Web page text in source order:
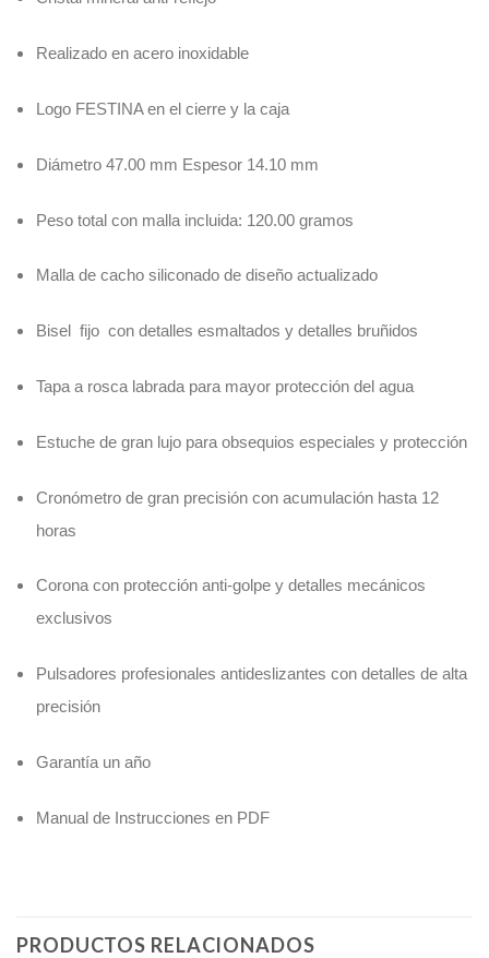
Realizado en acero inoxidable
Logo FESTINA en el cierre y la caja
Diámetro 47.00 mm Espesor 14.10 mm
Peso total con malla incluida: 120.00 gramos
Malla de cacho siliconado de diseño actualizado
Bisel fijo con detalles esmaltados y detalles bruñidos
Tapa a rosca labrada para mayor protección del agua
Estuche de gran lujo para obsequios especiales y protección
Cronómetro de gran precisión con acumulación hasta 12
horas
Corona con protección anti-golpe y detalles mecánicos
exclusivos
Pulsadores profesionales antideslizantes con detalles de alta
precisión
Garantía un año
Manual de Instrucciones en PDF
PRODUCTOS RELACIONADOS